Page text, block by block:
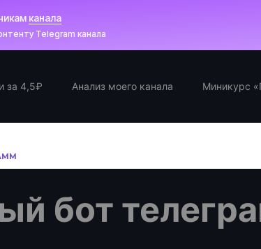
канала
Telegram канала
за 4,5₽ Анализ моего канала Миникурс
бот